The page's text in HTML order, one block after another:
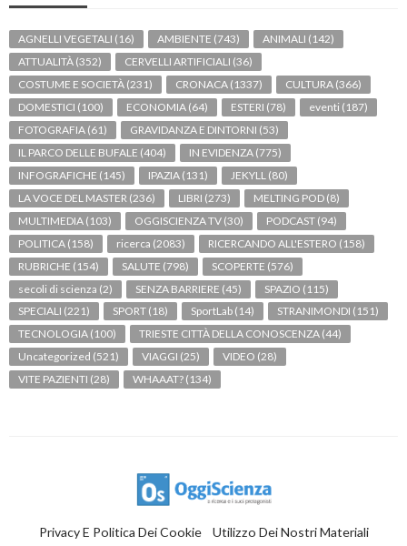
AGNELLI VEGETALI (16) AMBIENTE (743) ANIMALI (142)
ATTUALITÀ (352) CERVELLI ARTIFICIALI (36)
COSTUME E SOCIETÀ (231) CRONACA (1337) CULTURA (366)
DOMESTICI (100) ECONOMIA (64) ESTERI (78) eventi (187)
FOTOGRAFIA (61) GRAVIDANZA E DINTORNI (53)
IL PARCO DELLE BUFALE (404) IN EVIDENZA (775)
INFOGRAFICHE (145) IPAZIA (131) JEKYLL (80)
LA VOCE DEL MASTER (236) LIBRI (273) MELTING POD (8)
MULTIMEDIA (103) OGGISCIENZA TV (30) PODCAST (94)
POLITICA (158) ricerca (2083) RICERCANDO ALL'ESTERO (158)
RUBRICHE (154) SALUTE (798) SCOPERTE (576)
secoli di scienza (2) SENZA BARRIERE (45) SPAZIO (115)
SPECIALI (221) SPORT (18) SportLab (14) STRANIMONDI (151)
TECNOLOGIA (100) TRIESTE CITTÀ DELLA CONOSCENZA (44)
Uncategorized (521) VIAGGI (25) VIDEO (28)
VITE PAZIENTI (28) WHAAAT? (134)
Privacy E Politica Dei Cookie Utilizzo Dei Nostri Materiali